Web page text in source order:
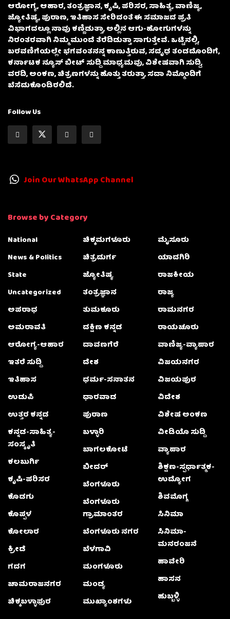
ಆರೋಗ್ಯ, ಆಹಾರ, ತಂತ್ರಜ್ಞಾನ, ಕೃಷಿ, ಪರಿಸರ, ಸಾಹಿತ್ಯ, ವಾಣಿಜ್ಯ,
ಜ್ಯೋತಿಷ್ಯ, ಪುರಾಣ, ಇತಿಹಾಸ ಸೇರಿದಂತೆ ಈ ಸಮಾಜದ ಪ್ರತಿ
ವಿಭಾಗದಲ್ಲೂ ನಾವು ಕಣ್ಣಿಡುತ್ತಾ, ಅಲ್ಲಿನ ಆಗು-ಹೋಗುಗಳನ್ನು
ನಿರಂತರವಾಗಿ ನಿಮ್ಮ ಮುಂದೆ ತೆರೆದಿಡುತ್ತಾ ಸಾಗುತ್ತೇವೆ. ಒಟ್ಟಿನಲ್ಲಿ,
ಬರವಣಿಗೆಯಲ್ಲೇ ಭಗವಂತನನ್ನ ಕಾಣುತ್ತಿರುವ, ಸದೃಢ ತಂಡದೊಂದಿಗೆ,
ಕರ್ನಾಟಕ ನ್ಯೂಸ್ ಬೀಟ್ ಸುದ್ದಿ ಮಾಧ್ಯಮವು, ವಿಶೇಷವಾಗಿ ಸುದ್ದಿ,
ವರದಿ, ಅಂಕಣ, ಚಿತ್ರಣಗಳನ್ನು ಹೊತ್ತು ತರುತ್ತಾ, ಸದಾ ನಿಮ್ಮೊಂದಿಗೆ
ಬೆಸೆದುಕೊಂಡಿರಲಿದೆ.
Follow Us
Join Our WhatsApp Channel
Browse by Category
National
News & Politics
State
Uncategorized
ಅಪರಾಧ
ಅಮರಾವತಿ
ಆರೋಗ್ಯ-ಆಹಾರ
ಇತರೆ ಸುದ್ದಿ
ಇತಿಹಾಸ
ಉಡುಪಿ
ಉತ್ತರ ಕನ್ನಡ
ಕನ್ನಡ-ಸಾಹಿತ್ಯ-
ಸಂಸ್ಕೃತಿ
ಕಲಬುರ್ಗಿ
ಕೃಷಿ-ಪರಿಸರ
ಕೊಡಗು
ಕೊಪ್ಪಳ
ಕೋಲಾರ
ಕ್ರೀಡೆ
ಗದಗ
ಚಾಮರಾಜನಗರ
ಚಿಕ್ಕಬಳ್ಳಾಫುರ
ಚಿಕ್ಕಮಗಳೂರು
ಚಿತ್ರದುರ್ಗ
ಜ್ಯೋತಿಷ್ಯ
ತಂತ್ರಜ್ಞಾನ
ತುಮಕೂರು
ದಕ್ಷಿಣ ಕನ್ನಡ
ದಾವಣಗೆರೆ
ದೇಶ
ಧರ್ಮ-ಸನಾತನ
ಧಾರವಾಡ
ಪುರಾಣ
ಬಳ್ಳಾರಿ
ಬಾಗಲಕೋಟೆ
ಬೀದರ್
ಬೆಂಗಳೂರು
ಬೆಂಗಳೂರು
ಗ್ರಾಮಾಂತರ
ಬೆಂಗಳೂರು ನಗರ
ಬೆಳಗಾವಿ
ಮಂಗಳೂರು
ಮಂಡ್ಯ
ಮುಖ್ಯಾಂಶಗಳು
ಮೈಸೂರು
ಯಾದಗಿರಿ
ರಾಜಕೀಯ
ರಾಜ್ಯ
ರಾಮನಗರ
ರಾಯಚೂರು
ವಾಣಿಜ್ಯ-ವ್ಯಾಪಾರ
ವಿಜಯನಗರ
ವಿಜಯಪುರ
ವಿದೇಶ
ವಿಶೇಷ ಅಂಕಣ
ವೀಡಿಯೊ ಸುದ್ದಿ
ವ್ಯಾಪಾರ
ಶಿಕ್ಷಣ-ಸ್ಪರ್ಧಾತ್ಮಕ-
ಉದ್ಯೋಗ
ಶಿವಮೊಗ್ಗ
ಸಿನಿಮಾ
ಸಿನಿಮಾ-
ಮನರಂಜನೆ
ಹಾವೇರಿ
ಹಾಸನ
ಹುಬ್ಬಳ್ಳಿ